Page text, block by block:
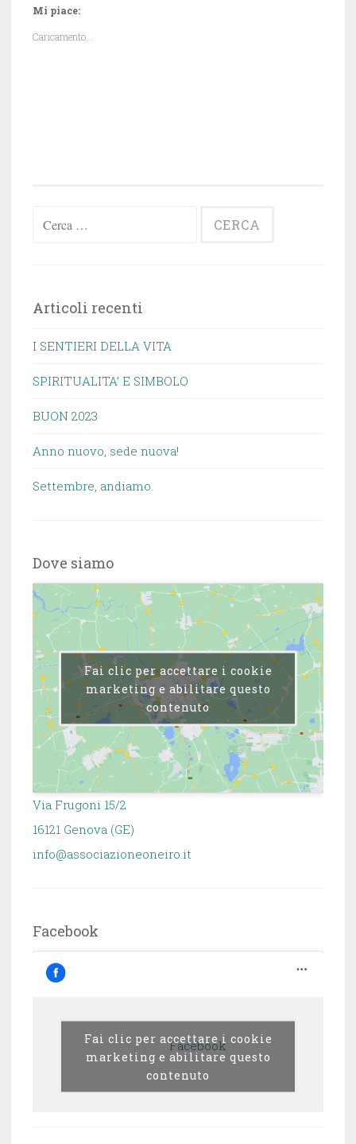
Mi piace:
Caricamento...
Ricerca
Articoli recenti
I SENTIERI DELLA VITA
SPIRITUALITA’ E SIMBOLO
BUON 2023
Anno nuovo, sede nuova!
Settembre, andiamo.
Dove siamo
Fai clic per accettare i cookie
marketing e abilitare questo
contenuto
Via Frugoni 15/2
16121 Genova (GE)
info@associazioneoneiro.it
Facebook
Facebook
Fai clic per accettare i cookie
marketing e abilitare questo
contenuto